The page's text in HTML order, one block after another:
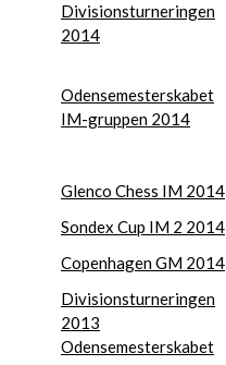
Divisionsturneringen
2014
Odensemesterskabet
IM-gruppen 2014
Glenco Chess IM 2014
Sondex Cup IM 2 2014
Copenhagen GM 2014
Divisionsturneringen
2013
Odensemesterskabet